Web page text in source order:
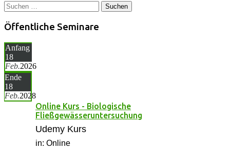
Suchen
nach:
Öffentliche Seminare
Anfang
18
Feb.2026
Ende
18
Feb.2028
Online Kurs - Biologische
Fließgewässeruntersuchung
Udemy Kurs
in: Online